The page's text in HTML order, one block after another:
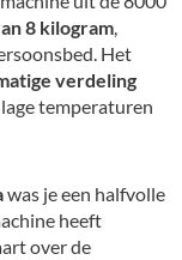
8 kilogram,
Het
verdeling
temperaturen
was je een halfvolle
heeft
over de